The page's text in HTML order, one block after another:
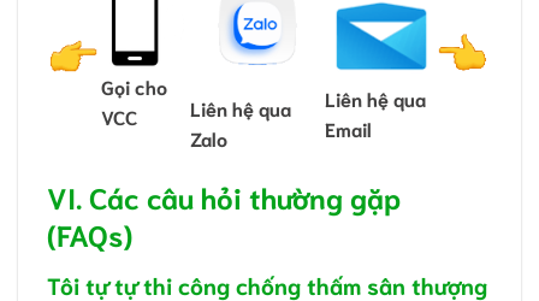
Gọi cho
VCC
Liên hệ qua
Zalo
Liên hệ qua
Email
VI. Các câu hỏi thường gặp
(FAQs)
Tôi tự tự thi công chống thấm sân thượng